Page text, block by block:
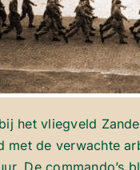
het vliegveld
met de verwachte
De commando’s